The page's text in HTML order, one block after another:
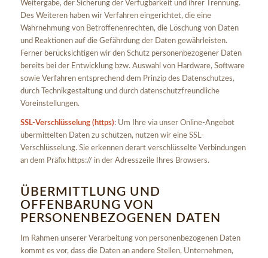
Weitergabe, der Sicherung der Verfügbarkeit und ihrer Trennung.
Des Weiteren haben wir Verfahren eingerichtet, die eine
Wahrnehmung von Betroffenenrechten, die Löschung von Daten
und Reaktionen auf die Gefährdung der Daten gewährleisten.
Ferner berücksichtigen wir den Schutz personenbezogener Daten
bereits bei der Entwicklung bzw. Auswahl von Hardware, Software
sowie Verfahren entsprechend dem Prinzip des Datenschutzes,
durch Technikgestaltung und durch datenschutzfreundliche
Voreinstellungen.
SSL-Verschlüsselung (https): Um Ihre via unser Online-Angebot
übermittelten Daten zu schützen, nutzen wir eine SSL-
Verschlüsselung. Sie erkennen derart verschlüsselte Verbindungen
an dem Präfix https:// in der Adresszeile Ihres Browsers.
ÜBERMITTLUNG UND
OFFENBARUNG VON
PERSONENBEZOGENEN DATEN
Im Rahmen unserer Verarbeitung von personenbezogenen Daten
kommt es vor, dass die Daten an andere Stellen, Unternehmen,